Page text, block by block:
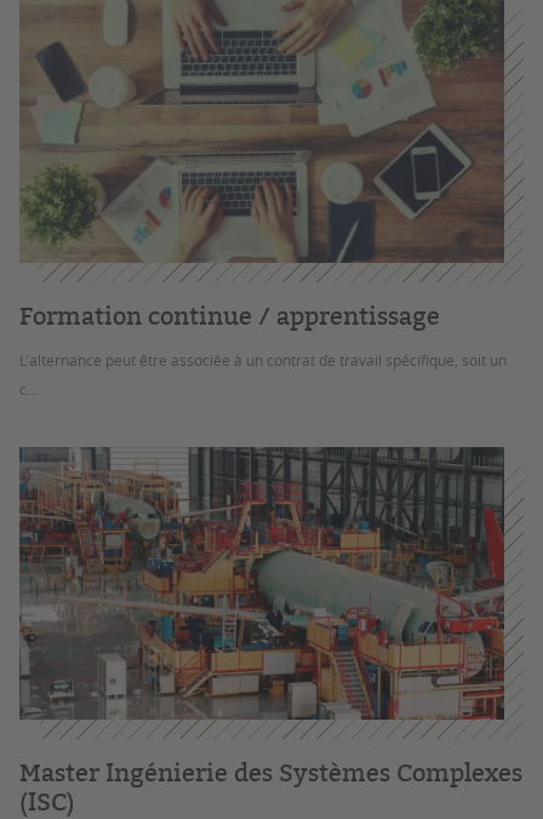
Formation continue / apprentissage
L'alternance peut être associée à un contrat de travail spécifique, soit un
c...
Master Ingénierie des Systèmes Complexes
(ISC)